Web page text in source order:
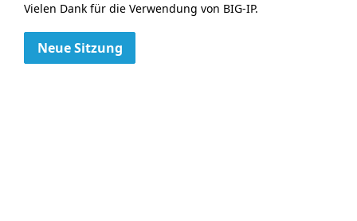
Vielen Dank für die Verwendung von BIG-IP.
Neue Sitzung